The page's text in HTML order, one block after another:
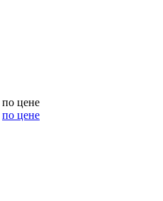
по цене
по цене